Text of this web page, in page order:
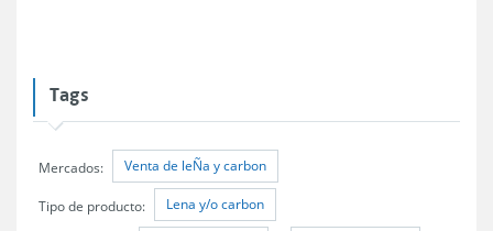
Tags
Mercados: Venta de leÑa y carbon
Tipo de producto: Lena y/o carbon